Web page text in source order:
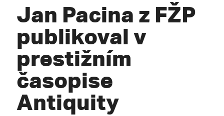
Jan Pacina z FŽP
publikoval v
prestižním
časopise
Antiquity